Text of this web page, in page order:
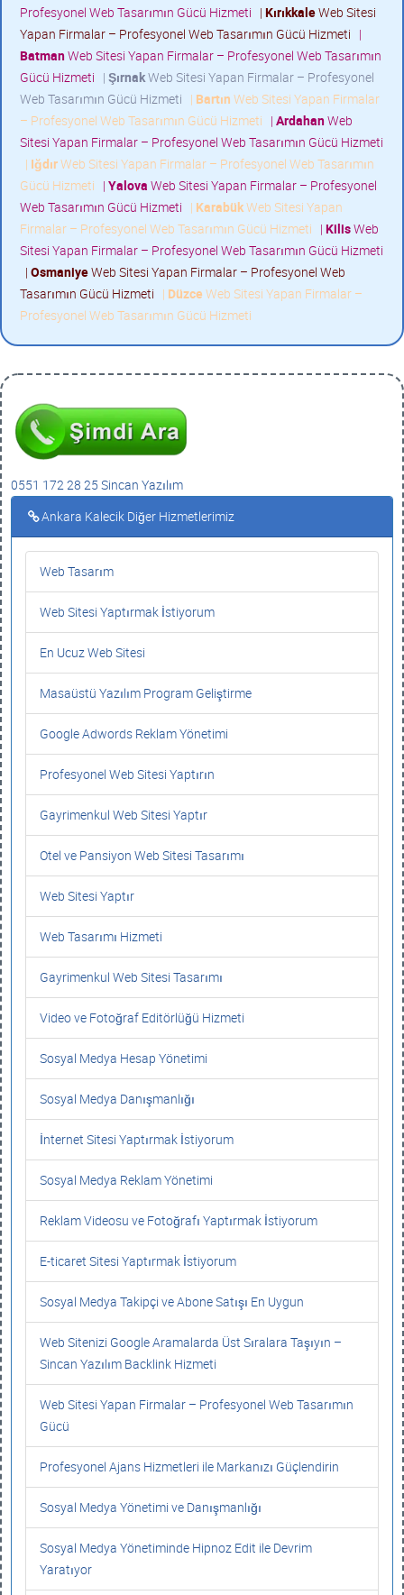
Profesyonel Web Tasarımın Gücü Hizmeti | KırıkkaleWeb Sitesi
Yapan Firmalar – Profesyonel Web Tasarımın Gücü Hizmeti |
BatmanWeb Sitesi Yapan Firmalar – Profesyonel Web Tasarımın
Gücü Hizmeti | ŞırnakWeb Sitesi Yapan Firmalar – Profesyonel
Web Tasarımın Gücü Hizmeti | Bartın Web Sitesi Yapan Firmalar
– Profesyonel Web Tasarımın Gücü Hizmeti | ArdahanWeb
Sitesi Yapan Firmalar – Profesyonel Web Tasarımın Gücü Hizmeti
| IğdırWeb Sitesi Yapan Firmalar – Profesyonel Web Tasarımın
Gücü Hizmeti | Yalova Web Sitesi Yapan Firmalar – Profesyonel
Web Tasarımın Gücü Hizmeti | KarabükWeb Sitesi Yapan
Firmalar – Profesyonel Web Tasarımın Gücü Hizmeti | KilisWeb
Sitesi Yapan Firmalar – Profesyonel Web Tasarımın Gücü Hizmeti
| OsmaniyeWeb Sitesi Yapan Firmalar – Profesyonel Web
Tasarımın Gücü Hizmeti | Düzce Web Sitesi Yapan Firmalar –
Profesyonel Web Tasarımın Gücü Hizmeti
0551 172 28 25 Sincan Yazılım
Ankara Kalecik Diğer Hizmetlerimiz
Web Tasarım
Web Sitesi Yaptırmak İstiyorum
En Ucuz Web Sitesi
Masaüstü Yazılım Program Geliştirme
Google Adwords Reklam Yönetimi
Profesyonel Web Sitesi Yaptırın
Gayrimenkul Web Sitesi Yaptır
Otel ve Pansiyon Web Sitesi Tasarımı
Web Sitesi Yaptır
Web Tasarımı Hizmeti
Gayrimenkul Web Sitesi Tasarımı
Video ve Fotoğraf Editörlüğü Hizmeti
Sosyal Medya Hesap Yönetimi
Sosyal Medya Danışmanlığı
İnternet Sitesi Yaptırmak İstiyorum
Sosyal Medya Reklam Yönetimi
Reklam Videosu ve Fotoğrafı Yaptırmak İstiyorum
E-ticaret Sitesi Yaptırmak İstiyorum
Sosyal Medya Takipçi ve Abone Satışı En Uygun
Web Sitenizi Google Aramalarda Üst Sıralara Taşıyın –
Sincan Yazılım Backlink Hizmeti
Web Sitesi Yapan Firmalar – Profesyonel Web Tasarımın
Gücü
Profesyonel Ajans Hizmetleri ile Markanızı Güçlendirin
Sosyal Medya Yönetimi ve Danışmanlığı
Sosyal Medya Yönetiminde Hipnoz Edit ile Devrim
Yaratıyor